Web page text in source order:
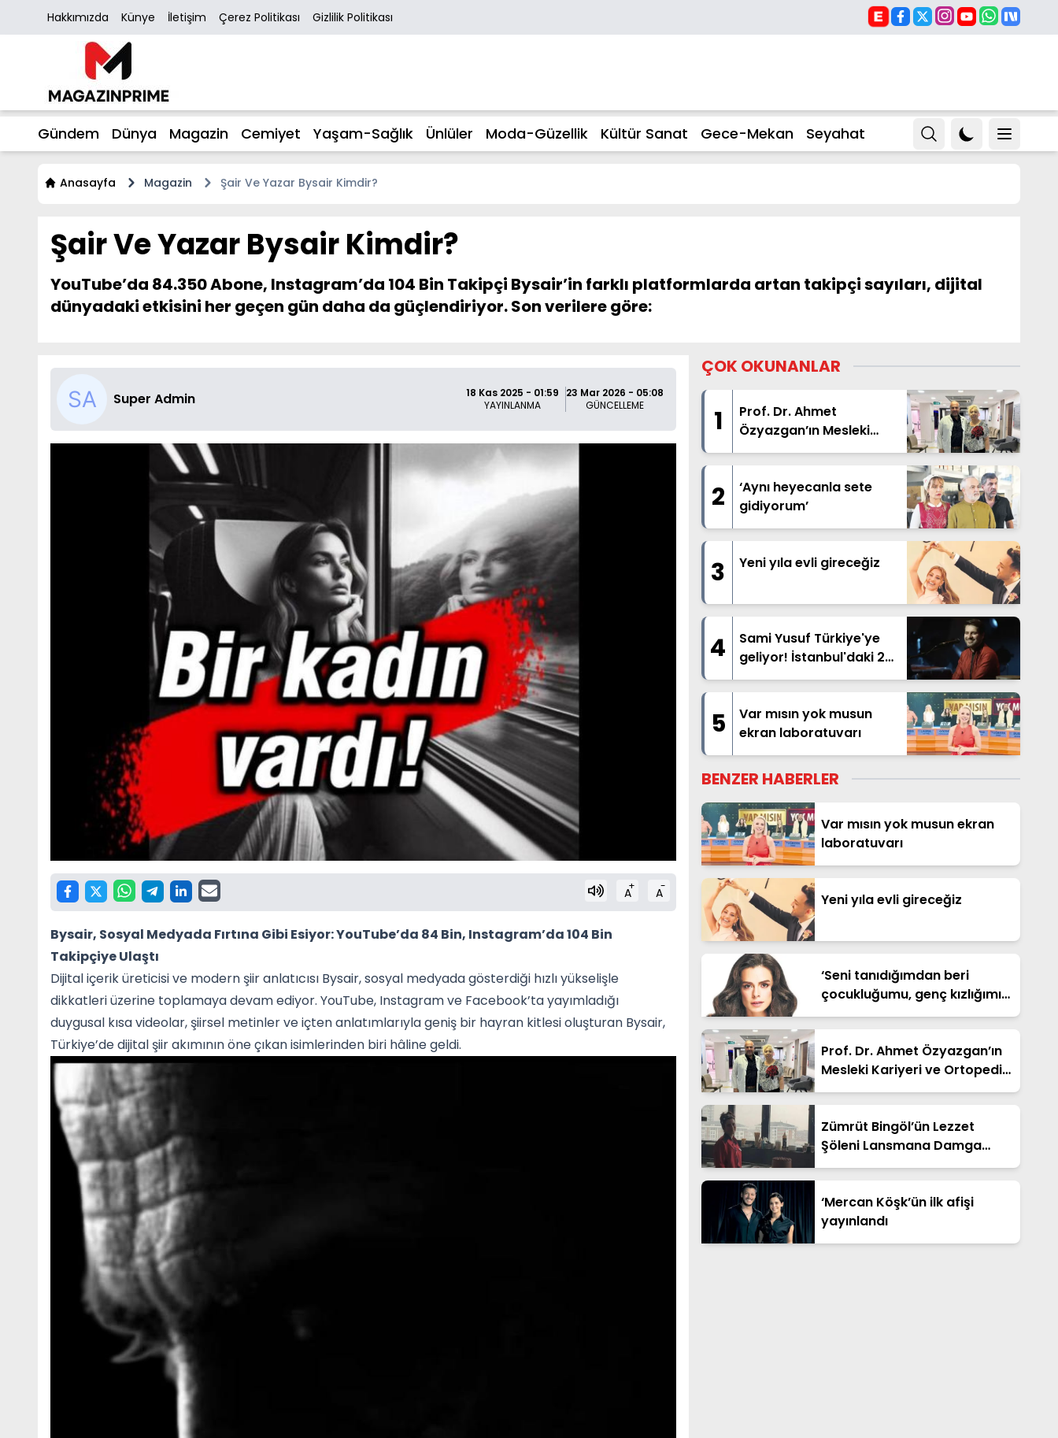
Hakkımızda Künye İletişim Çerez Politikası Gizlilik Politikası
Gündem Dünya Magazin Cemiyet Yaşam-Sağlık Ünlüler Moda-Güzellik Kültür Sanat Gece-Mekan Seyahat
Anasayfa Magazin Şair Ve Yazar Bysair Kimdir?
Şair Ve Yazar Bysair Kimdir?
YouTube’da 84.350 Abone, Instagram’da 104 Bin Takipçi Bysair’in farklı platformlarda artan takipçi sayıları, dijital
dünyadaki etkisini her geçen gün daha da güçlendiriyor. Son verilere göre:
Super Admin
18 Kas 2025 - 01:59
YAYINLANMA
23 Mar 2026 - 05:08
GÜNCELLEME
A+ A-
Bysair, Sosyal Medyada Fırtına Gibi Esiyor: YouTube’da 84 Bin, Instagram’da 104 Bin
Takipçiye Ulaştı
Dijital içerik üreticisi ve modern şiir anlatıcısı Bysair, sosyal medyada gösterdiği hızlı yükselişle
dikkatleri üzerine toplamaya devam ediyor. YouTube, Instagram ve Facebook’ta yayımladığı
duygusal kısa videolar, şiirsel metinler ve içten anlatımlarıyla geniş bir hayran kitlesi oluşturan Bysair,
Türkiye’de dijital şiir akımının öne çıkan isimlerinden biri hâline geldi.
ÇOK OKUNANLAR
1
Prof. Dr. Ahmet
Özyazgan’ın Mesleki
Kariyeri ve Ortopedi
2
‘Aynı heyecanla sete
gidiyorum’
3 Yeni yıla evli gireceğiz
4
Sami Yusuf Türkiye'ye
geliyor! İstanbul'daki 2
dev konser öncesi 10
5
Var mısın yok musun
ekran laboratuvarı
BENZER HABERLER
Var mısın yok musun ekran
laboratuvarı
Yeni yıla evli gireceğiz
‘Seni tanıdığımdan beri
çocukluğumu, genç kızlığımı
yaşayamadım’
Prof. Dr. Ahmet Özyazgan’ın
Mesleki Kariyeri ve Ortopedi
Alanındaki Çalışmaları
Zümrüt Bingöl’ün Lezzet
Şöleni Lansmana Damga
Vurdu: Genç Şef Göz
‘Mercan Köşk’ün ilk afişi
yayınlandı